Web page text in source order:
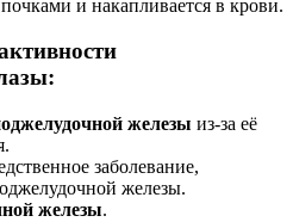
и накапливается в крови.
железы из-за её
заболевание,
железы.
железы.